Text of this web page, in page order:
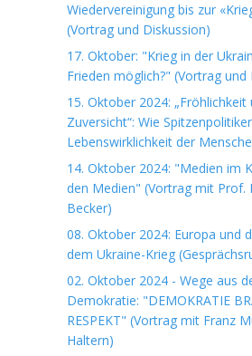
Wiedervereinigung bis zur
(Vortrag und Diskussion)
17. Oktober: "Krieg in der
Frieden möglich?" (Vortrag und
15. Oktober 2024: „Fröhlichkeit
Zuversicht“: Wie
Lebenswirklichkeit der
14. Oktober 2024: "Medien im
den Medien" (Vortrag mit Prof.
Becker)
08. Oktober 2024: Europa und
dem Ukraine-Krieg
02. Oktober 2024 - Wege aus
Demokratie: "DEMOKRATIE
RESPEKT" (Vortrag mit Franz
Haltern)